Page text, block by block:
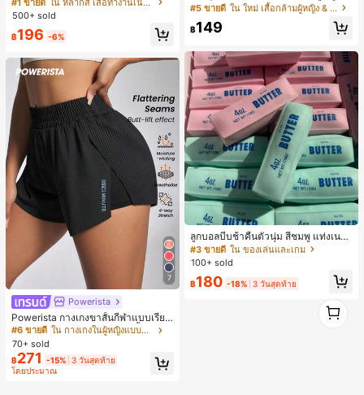
ครอปเข้ารูปผูกโบว์คอวีตัดกันสำหรับฤ
500+ sold
฿196 -6%
7
Powerista
Powerista กางเกงขาสั้นกีฬาแบบเรียบ
ง่าย สไตล์วันทุกวัน กางเกงขาสั้นสบาย
พร้อมเสวตเตอร์
#6 ขายดี
ใน กางเกงในผู้หญิงแบบแอคทีฟ
70+ sold
฿271 -15% 3 วันสุดท้าย
โดยประมาณ
ายแพตช์เวิร์ก แขนกุด คอกลม ติดกระดุ
#5 ขายดี ใน ใหม่ เสื้อกล้ามผู้หญิง & Camis
฿149
ลูกบอลบีบช้าคืนตัวนุ่ม สีชมพู แท่งเนย
บีบคลายเครียด นุ่มยืดหยุ่น ของเล่นบีบ
4 ออนซ์ ของเล่นเกลือ เหมาะสำหรับขอ
ของขวัญวันเกิด ของขวัญอีสเตอร์ ของ
วัญปาร์ตี้ สกวิชชี่ ของเล่นสกวิชชี่ ของเ
ล่นคลายเครียดสกวิชชี่ สกวิชชี่เกี๊ยว ขอ
#3 ขายดี ใน ของเล่นและเกม
100+ sold
฿180 -18% 3 วันสุดท้าย